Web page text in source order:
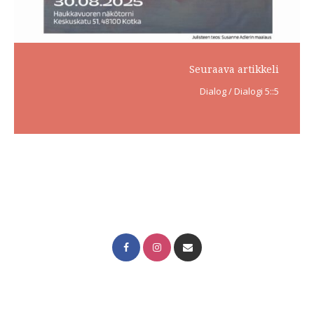
Seuraava artikkeli
Dialog / Dialogi 5::5